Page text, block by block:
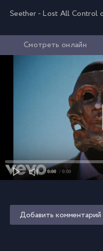
Seether - Lost All Control
Смотреть онлайн
0:00 / 0:00
Добавить комментарий